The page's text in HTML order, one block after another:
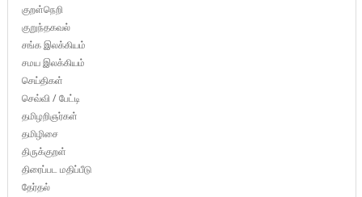
குறள்நெறி
குறுந்தகவல்
சங்க இலக்கியம்
சமய இலக்கியம்
செய்திகள்
செவ்வி / பேட்டி
தமிழறிஞர்கள்
தமிழிசை
திருக்குறள்
திரைப்பட மதிப்பீடு
தேர்தல்